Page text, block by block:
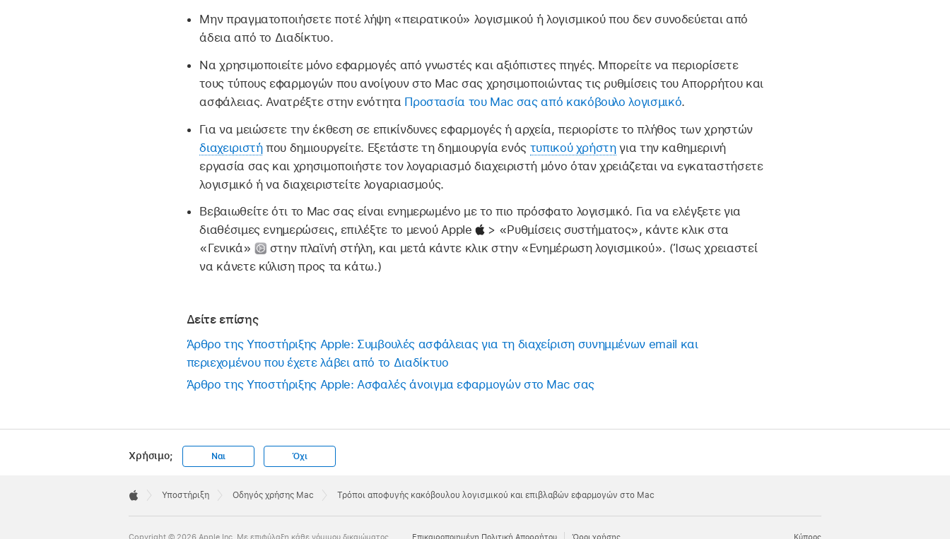
Μην πραγματοποιήσετε ποτέ λήψη «πειρατικού» λογισμικού ή λογισμικού που δεν συνοδεύεται από
άδεια από το Διαδίκτυο.
Να χρησιμοποιείτε μόνο εφαρμογές από γνωστές και αξιόπιστες πηγές. Μπορείτε να περιορίσετε
τους τύπους εφαρμογών που ανοίγουν στο Mac σας χρησιμοποιώντας τις ρυθμίσεις του Απορρήτου και
ασφάλειας. Ανατρέξτε στην ενότητα Προστασία του Mac σας από κακόβουλο λογισμικό.
Για να μειώσετε την έκθεση σε επικίνδυνες εφαρμογές ή αρχεία, περιορίστε το πλήθος των χρηστών
διαχειριστήπου δημιουργείτε. Εξετάστε τη δημιουργία ενός τυπικού χρήστηγια την καθημερινή
εργασία σας και χρησιμοποιήστε τον λογαριασμό διαχειριστή μόνο όταν χρειάζεται να εγκαταστήσετε
λογισμικό ή να διαχειριστείτε λογαριασμούς.
Βεβαιωθείτε ότι το Mac σας είναι ενημερωμένο με το πιο πρόσφατο λογισμικό. Για να ελέγξετε για
διαθέσιμες ενημερώσεις, επιλέξτε το μενού Apple
> «Ρυθμίσεις συστήματος», κάντε κλικ στα
«Γενικά»
στην πλαϊνή στήλη, και μετά κάντε κλικ στην «Ενημέρωση λογισμικού». (Ίσως χρειαστεί
να κάνετε κύλιση προς τα κάτω.)
Δείτε επίσης
Άρθρο της Υποστήριξης Apple: Συμβουλές ασφάλειας για τη διαχείριση συνημμένων email και
περιεχομένου που έχετε λάβει από το Διαδίκτυο
Άρθρο της Υποστήριξης Apple: Ασφαλές άνοιγμα εφαρμογών στο Mac σας
Χρήσιμο; Ναι Όχι
Footer

Υποστήριξη Οδηγός χρήσης Mac Τρόποι αποφυγής κακόβουλου λογισμικού και επιβλαβών εφαρμογών στο Mac
Κύπρος
Copyright © 2026 Apple Inc. Με επιφύλαξη κάθε νόμιμου δικαιώματος. Eπικαιροποιημένη Πολιτική Απορρήτου Όροι χρήσης